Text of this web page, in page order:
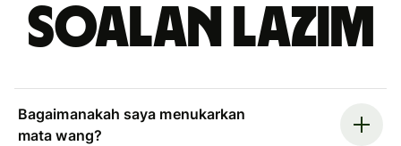
Soalan Lazim
Bagaimanakah saya menukarkan
mata wang?